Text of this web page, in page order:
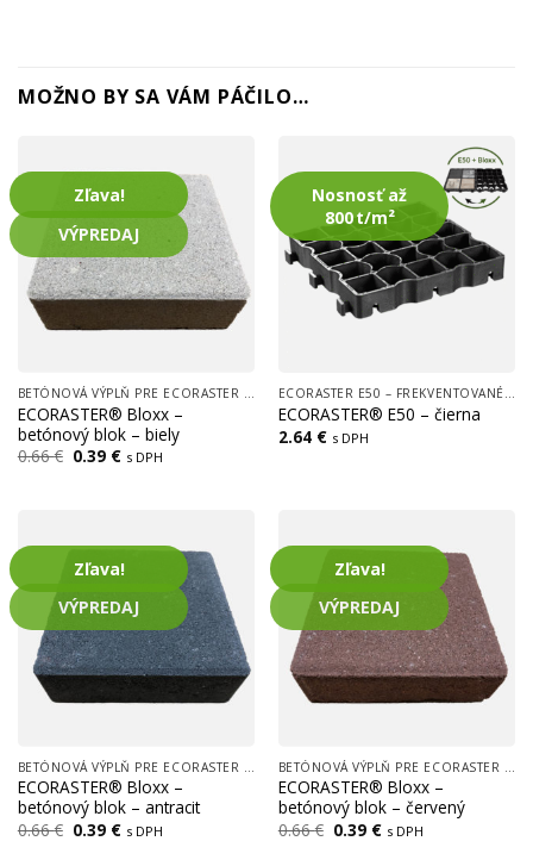
MOŽNO BY SA VÁM PÁČILO…
Zľava!
VÝPREDAJ
BETÓNOVÁ VÝPLŇ PRE ECORASTER BLOXX
ECORASTER® Bloxx –
betónový blok – biely
0.66€ Pôvodná
cena
0.39 €Aktuálna
cena
s DPH
Nosnosť až
800 t/m²
ECORASTER E50 – FREKVENTOVANÉ PLOCHY (CESTY, LOGISTICKÉ CENTRÁ, PARKOVISKÁ)
ECORASTER® E50 – čierna
2.64 € s DPH
Zľava!
VÝPREDAJ
ECORASTER® Bloxx –
betónový blok – antracit
0.66€ Pôvodná
cena
0.39 €Aktuálna
cena
s DPH
Zľava!
VÝPREDAJ
ECORASTER® Bloxx –
betónový blok – červený
0.66€ Pôvodná
cena
0.39 €Aktuálna
cena
s DPH